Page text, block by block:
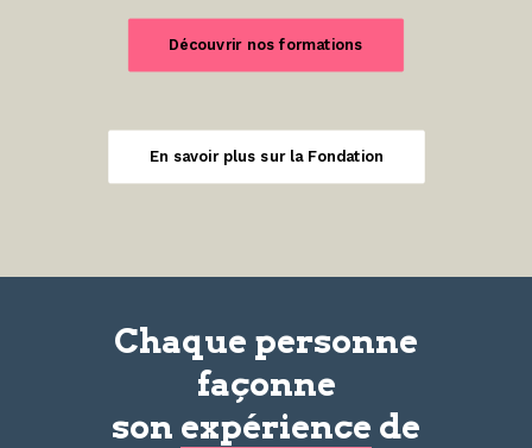
Découvrir nos formations
En savoir plus sur la Fondation
Chaque personne
façonne
son expérience de